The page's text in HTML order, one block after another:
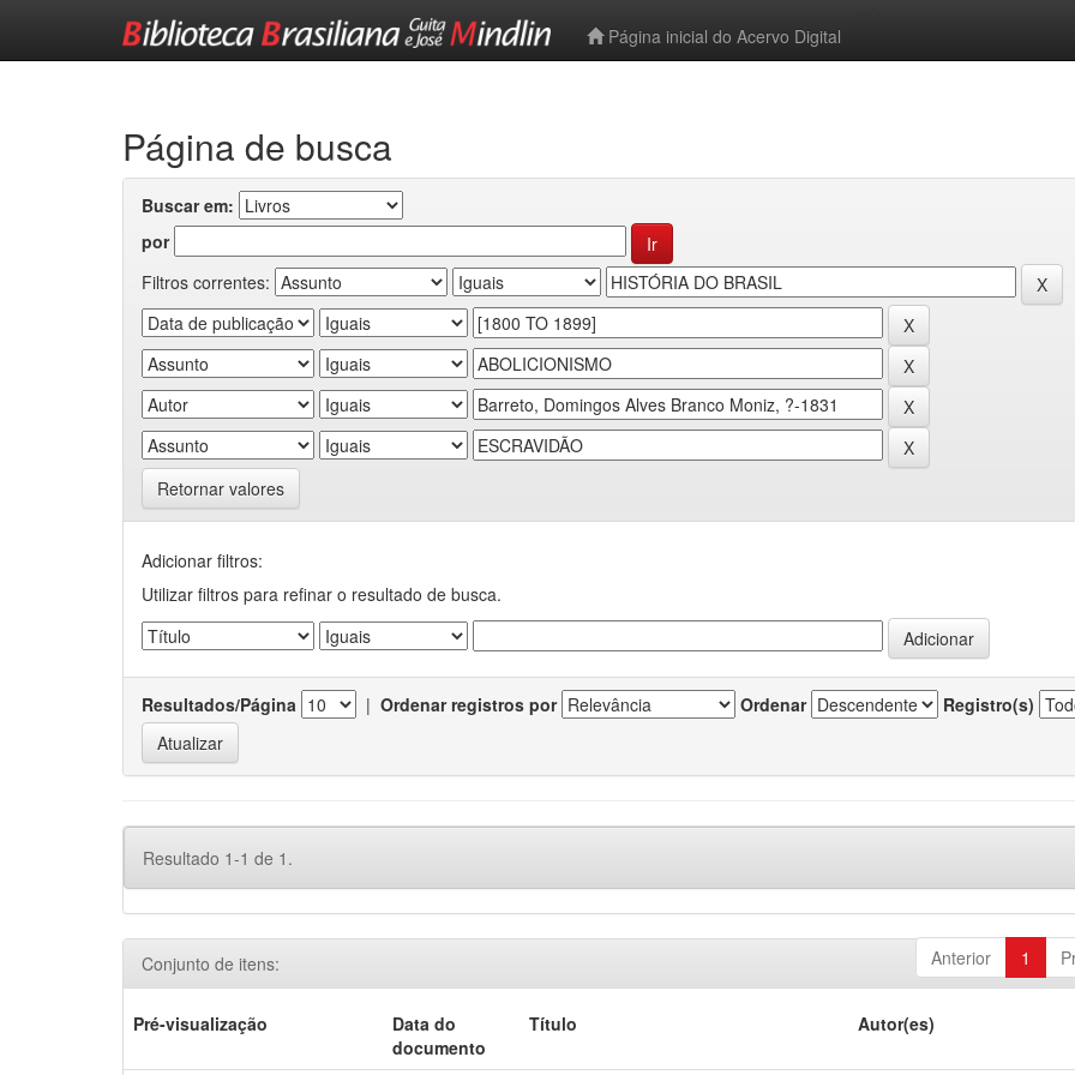
Página inicial do Acervo Digital
Página de busca
Buscar em:
por
Filtros correntes:
Retornar valores
Adicionar filtros:
Utilizar filtros para refinar o resultado de busca.
Resultados/Página | Ordenar registros por Ordenar Registro(s)
Resultado 1-1 de 1.
Anterior 1
Conjunto de itens:
Pré-visualização
Data do
documento
Título Autor(es)